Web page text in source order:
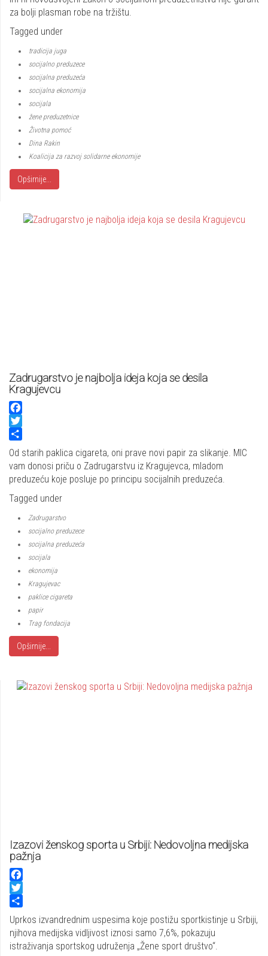
za bolji plasman robe na tržištu.
Tagged under
tradicija juga
socijalno preduzece
socijalna preduzeća
socijalna ekonomija
socijala
žene preduzetnice
Životna pomoć
Dina Rakin
Koalicija za razvoj solidarne ekonomije
Opširnije...
Zadrugarstvo je najbolja ideja koja se desila
Kragujevcu
Facebook
Twitter
Share
Od starih paklica cigareta, oni prave novi papir za slikanje. MIC
vam donosi priču o Zadrugarstvu iz Kragujevca, mladom
preduzeću koje posluje po principu socijalnih preduzeća.
Tagged under
Zadrugarstvo
socijalno preduzece
socijalna preduzeća
socijala
ekonomija
Kragujevac
paklice cigareta
papir
Trag fondacija
Opširnije...
Izazovi ženskog sporta u Srbiji: Nedovoljna medijska
pažnja
Facebook
Twitter
Share
Uprkos izvandrednim uspesima koje postižu sportkistinje u Srbiji,
njihova medijska vidljivost iznosi samo 7,6%, pokazuju
istraživanja sportskog udruženja „Žene sport društvo“.